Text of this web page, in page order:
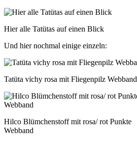
Hier alle Tatütas auf einen Blick
Und hier nochmal einige einzeln:
Tatüta vichy rosa mit Fliegenpilz Webband
Hilco Blümchenstoff mit rosa/ rot Punkte
Webband